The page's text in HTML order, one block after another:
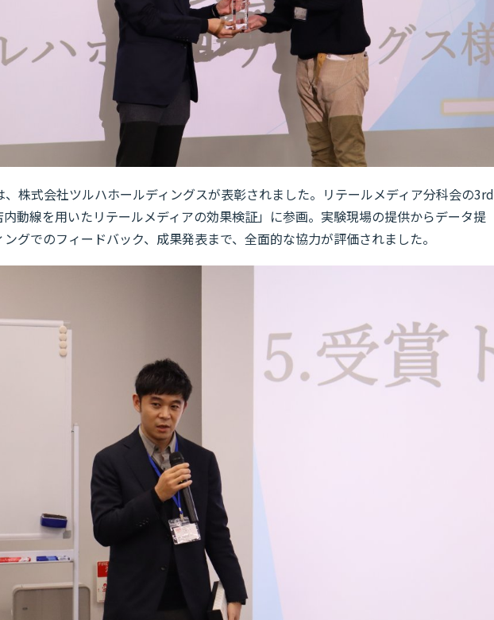
、株式会社ツルハホールディングスが表彰されました。リテールメディア分科会の3rd
内動線を用いたリテールメディアの効果検証」に参画。実験現場の提供からデータ提
グでのフィードバック、成果発表まで、全面的な協力が評価されました。